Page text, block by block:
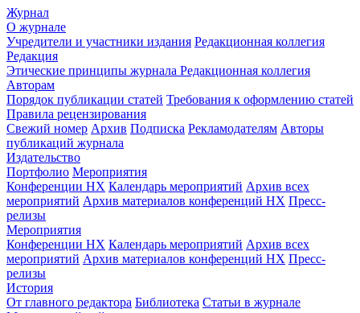
Журнал
О журнале
Учредители и участники издания Редакционная коллегия
Редакция
Этические принципы журнала Редакционная коллегия
Авторам
Порядок публикации статей Требования к оформлению статей
Правила рецензирования
Свежий номер Архив Подписка Рекламодателям Авторы
публикаций журнала
Издательство
Портфолио Мероприятия
Конференции НХ Календарь мероприятий Архив всех
мероприятий Архив материалов конференций НХ Пресс-
релизы
Мероприятия
Конференции НХ Календарь мероприятий Архив всех
мероприятий Архив материалов конференций НХ Пресс-
релизы
История
От главного редактора Библиотека Статьи в журнале